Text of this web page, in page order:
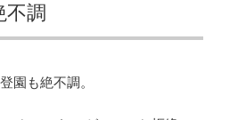
不調
園も絶不調。